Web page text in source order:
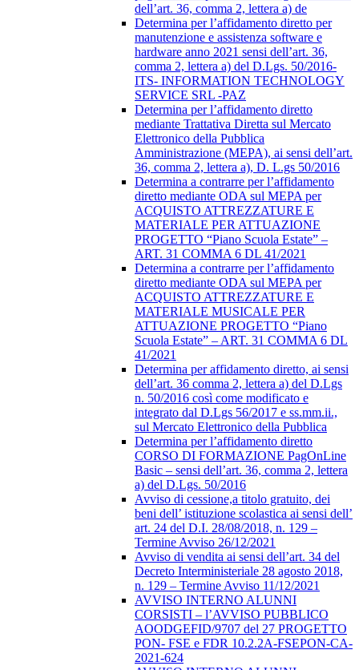
dell’art. 36, comma 2, lettera a) de
Determina per l’affidamento diretto per
manutenzione e assistenza software e
hardware anno 2021 sensi dell’art. 36,
comma 2, lettera a) del D.Lgs. 50/2016-
ITS- INFORMATION TECHNOLOGY
SERVICE SRL -PAZ
Determina per l’affidamento diretto
mediante Trattativa Diretta sul Mercato
Elettronico della Pubblica
Amministrazione (MEPA), ai sensi dell’art.
36, comma 2, lettera a), D. L.gs 50/2016
Determina a contrarre per l’affidamento
diretto mediante ODA sul MEPA per
ACQUISTO ATTREZZATURE E
MATERIALE PER ATTUAZIONE
PROGETTO “Piano Scuola Estate” –
ART. 31 COMMA 6 DL 41/2021
Determina a contrarre per l’affidamento
diretto mediante ODA sul MEPA per
ACQUISTO ATTREZZATURE E
MATERIALE MUSICALE PER
ATTUAZIONE PROGETTO “Piano
Scuola Estate” – ART. 31 COMMA 6 DL
41/2021
Determina per affidamento diretto, ai sensi
dell’art. 36 comma 2, lettera a) del D.Lgs
n. 50/2016 così come modificato e
integrato dal D.Lgs 56/2017 e ss.mm.ii.,
sul Mercato Elettronico della Pubblica
Determina per l’affidamento diretto
CORSO DI FORMAZIONE PagOnLine
Basic – sensi dell’art. 36, comma 2, lettera
a) del D.Lgs. 50/2016
Avviso di cessione,a titolo gratuito, dei
beni dell’ istituzione scolastica ai sensi dell’
art. 24 del D.I. 28/08/2018, n. 129 –
Termine Avviso 26/12/2021
Avviso di vendita ai sensi dell’art. 34 del
Decreto Interministeriale 28 agosto 2018,
n. 129 – Termine Avviso 11/12/2021
AVVISO INTERNO ALUNNI
CORSISTI – l’AVVISO PUBBLICO
AOODGEFID/9707 del 27 PROGETTO
PON- FSE e FDR 10.2.2A-FSEPON-CA-
2021-624